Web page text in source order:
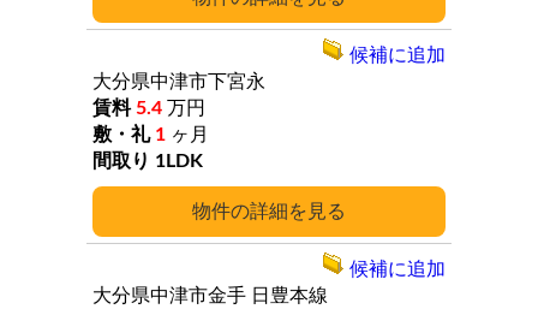
詳細
大分県中津市下宮永
5.4 万円
1 ヶ月
1LDK
候補に追加
大分県中津市金手 日豊本線
候補に追加